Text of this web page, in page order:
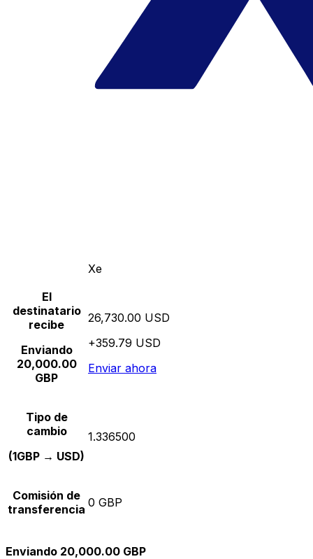
Xe
El
destinatario
recibe
Enviando
20,000.00
GBP
26,730.00 USD
+359.79 USD
Enviar ahora
Tipo de
cambio
(1GBP → USD)
1.336500
Comisión de
transferencia 0 GBP
Enviando 20,000.00 GBP